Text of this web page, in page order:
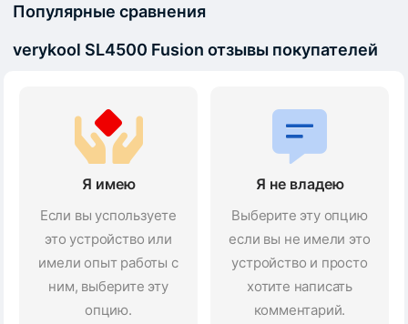
Популярные сравнения
verykool SL4500 Fusion отзывы покупателей
Я имею
Если вы успользуете
это устройство или
имели опыт работы с
ним, выберите эту
опцию.
Я не владею
Выберите эту опцию
если вы не имели это
устройство и просто
хотите написать
комментарий.